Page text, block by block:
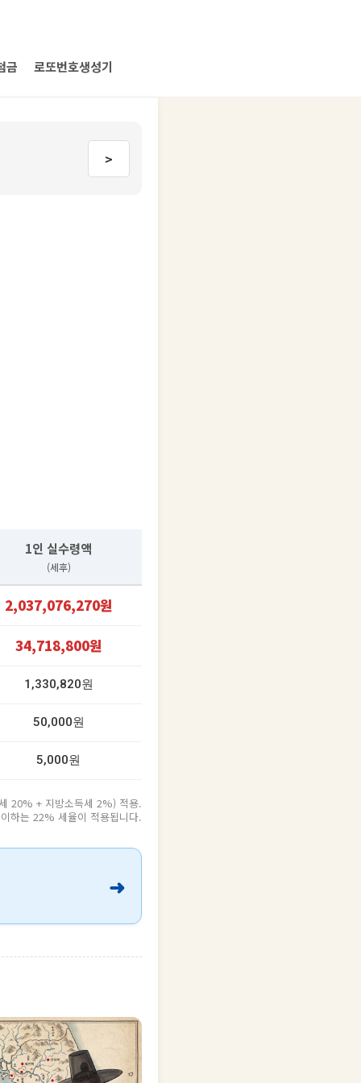
금 로또번호생성기
>
1인 실수령액
(세후)
2,037,076,270원
34,718,800원
1,330,820원
50,000원
5,000원
20% + 지방소득세 2%) 적용.
하는 22% 세율이 적용됩니다.
➜